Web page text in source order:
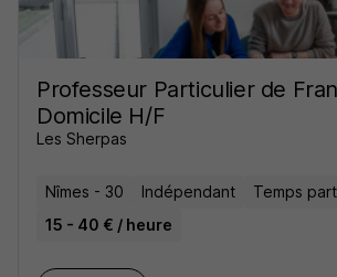
Professeur Particulier de
Domicile H/F
Les Sherpas
Nîmes - 30 Indépendant
Temps
15 - 40 € / heure